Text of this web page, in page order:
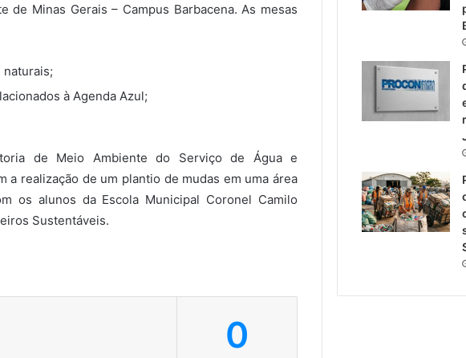
Minas Gerais – Campus Barbacena. As mesas
à Agenda Azul;
de Meio Ambiente do Serviço de Água e
a realização de um plantio de mudas em uma área
os alunos da Escola Municipal Coronel Camilo
Sustentáveis.
0